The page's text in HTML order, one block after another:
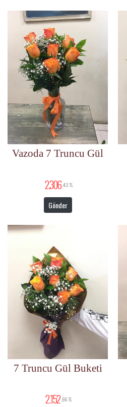
Vazoda 7 Truncu Gül
2.306,43 TL
Gönder
7 Truncu Gül Buketi
2.152 ,66 TL